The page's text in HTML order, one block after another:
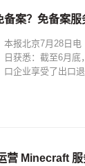
案？免备案服
本报北京7月28日电
日获悉：截至6月底
口企业享受了出口